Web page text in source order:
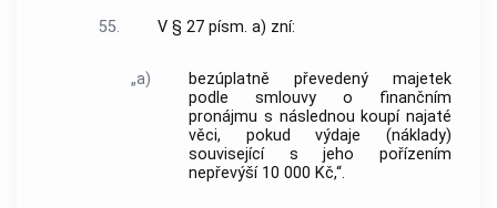
55.
V § 27 písm. a) zní:
„a)
bezúplatně převedený majetek
podle smlouvy o finančním
pronájmu s následnou koupí najaté
věci, pokud výdaje (náklady)
související s jeho pořízením
nepřevýší 10 000 Kč,“.